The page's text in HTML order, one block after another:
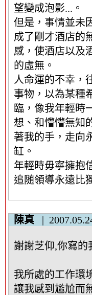
望變成泡影...。
但是，事情並未
成了剛才酒店的
感，使酒店以及
的虛無。
人命運的不幸，
事物，以為某種
臨，像我年輕時
想、和懵懵無知
著我的手，走向
缸。
年輕時毋寧擁抱
追随領導永遠比
陳真
謝謝芝仰,你寫的
我所處的工作環
讓我感到尷尬而